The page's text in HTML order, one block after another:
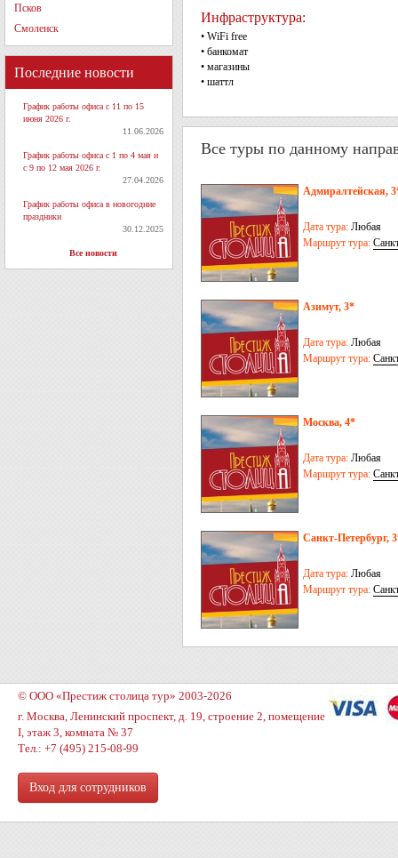
Псков
Смоленск
Последние новости
График работы офиса с 11 по 15
июня 2026 г.
11.06.2026
График работы офиса с 1 по 4 мая и
с 9 по 12 мая 2026 г.
27.04.2026
График работы офиса в новогодние
праздники
30.12.2025
Все новости
Инфраструктура:
• WiFi free
• банкомат
• магазины
• шаттл
Все туры по данному
Адмиралтейская,
Дата тура: Любая
Маршрут тура:
Азимут, 3*
Дата тура: Любая
Маршрут тура:
Москва, 4*
Дата тура: Любая
Маршрут тура:
Санкт-Петербург,
Дата тура: Любая
Маршрут тура:
© ООО «Престиж столица тур» 2003-2026
г. Москва, Ленинский проспект, д. 19, строение 2, помещение
I, этаж 3, комната № 37
Тел.: +7 (495) 215-08-99
Вход для сотрудников